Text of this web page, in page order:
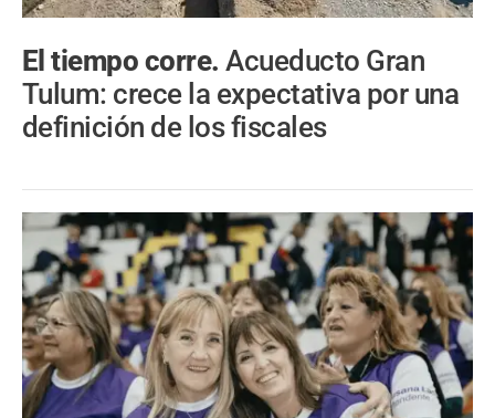
El tiempo corre.Acueducto Gran
Tulum: crece la expectativa por una
definición de los fiscales